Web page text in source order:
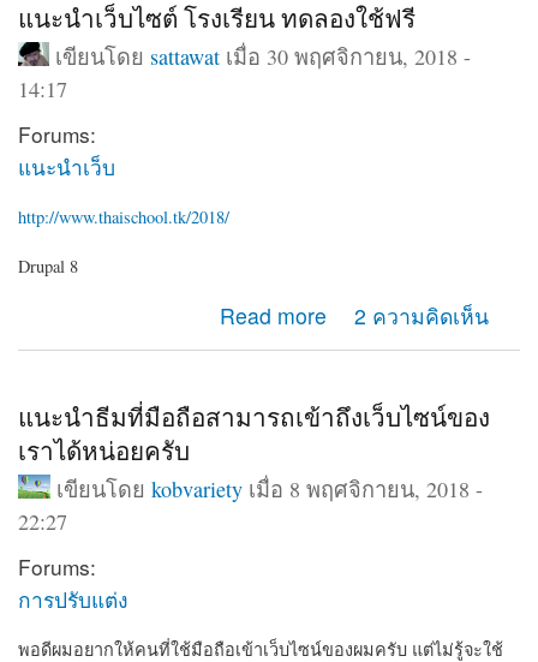
แนะนำเว็บไซต์ โรงเรียน ทดลองใช้ฟรี
เขียนโดย sattawat เมื่อ 30 พฤศจิกายน, 2018 -
14:17
Forums:
แนะนำเว็บ
http://www.thaischool.tk/2018/
Drupal 8
Read more
about แนะนำเว็บไซต์ โรงเรียน ทดลองใช้ฟรี2 ความคิดเห็น
แนะนำธีมที่มือถือสามารถเข้าถึงเว็บไซน์ของ
เราได้หน่อยครับ
เขียนโดย kobvarietyเมื่อ 8 พฤศจิกายน, 2018 -
22:27
Forums:
การปรับแต่ง
พอดีผมอยากให้คนที่ใช้มือถือเข้าเว็บไซน์ของผมครับ แต่ไม่รู้จะใช้